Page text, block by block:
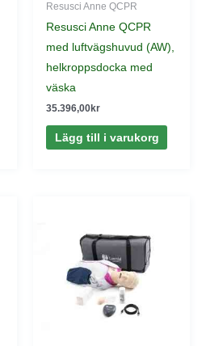
Resusci Anne QCPR
Resusci Anne QCPR
med luftvägshuvud (AW),
helkroppsdocka med
väska
35.396,00kr
Lägg till i varukorg